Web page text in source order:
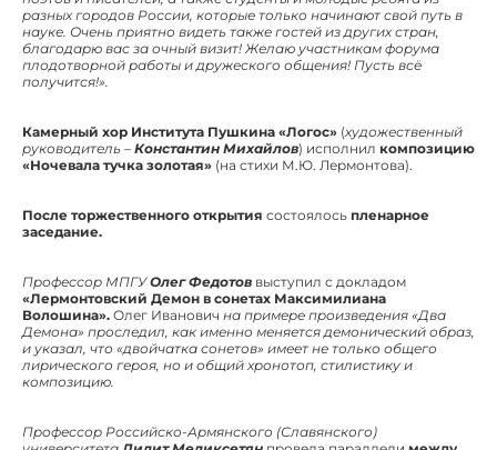
разных городов России, которые только начинают свой путь в
науке. Очень приятно видеть также гостей из других стран,
благодарю вас за очный визит! Желаю участникам форума
плодотворной работы и дружеского общения! Пусть всё
получится!».
Камерный хор Института Пушкина «Логос» (художественный
руководитель – Константин Михайлов) исполнил композицию
«Ночевала тучка золотая» (на стихи М.Ю. Лермонтова).
После торжественного открытия состоялось пленарное
заседание.
Профессор МПГУОлег Федотов выступил с докладом
«Лермонтовский Демон в сонетах Максимилиана
Волошина». Олег Иванович на примере произведения «Два
Демона» проследил, как именно меняется демонический образ,
и указал, что «двойчатка сонетов» имеет не только общего
лирического героя, но и общий хронотоп, стилистику и
композицию.
Профессор Российско-Армянского (Славянского)